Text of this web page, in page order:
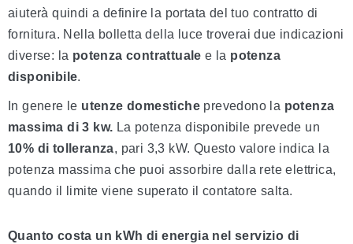
aiuterà quindi a definire la portata del tuo contratto di
fornitura. Nella bolletta della luce troverai due indicazioni
diverse: la potenza contrattuale e la potenza
disponibile.
In genere le utenze domestiche prevedono la potenza
massima di 3 kw. La potenza disponibile prevede un
10% di tolleranza, pari 3,3 kW. Questo valore indica la
potenza massima che puoi assorbire dalla rete elettrica,
quando il limite viene superato il contatore salta.
Quanto costa un kWh di energia nel servizio di